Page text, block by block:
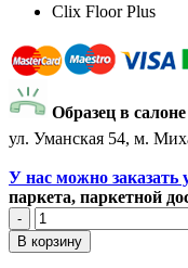
Clix Floor Plus
Образец в салоне
ул. Уманская 54, м.
У нас можно заказать
паркета, паркетной